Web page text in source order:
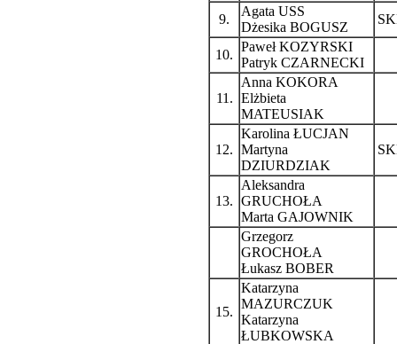
9.
Agata USS
Dżesika BOGUSZ
10.
Paweł KOZYRSKI
Patryk CZARNECKI
11.
Anna KOKORA
Elżbieta
MATEUSIAK
12.
Karolina ŁUCJAN
Martyna
DZIURDZIAK
13.
Aleksandra
GRUCHOŁA
Marta GAJOWNIK
Grzegorz
GROCHOŁA
Łukasz BOBER
15.
Katarzyna
MAZURCZUK
Katarzyna
ŁUBKOWSKA